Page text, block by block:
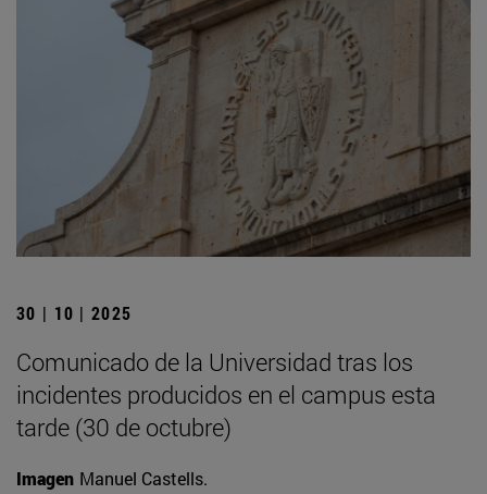
30 | 10 | 2025
Comunicado de la Universidad tras los
incidentes producidos en el campus esta
tarde (30 de octubre)
Imagen Manuel Castells.